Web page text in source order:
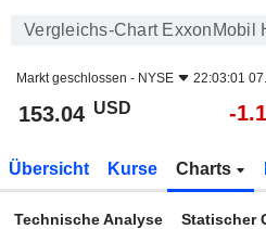
Vergleichs-Chart ExxonMobil
Markt geschlossen - NYSE 22:03:01
153.04 USD -
Übersicht Kurse Charts
Technische Analyse Statischer